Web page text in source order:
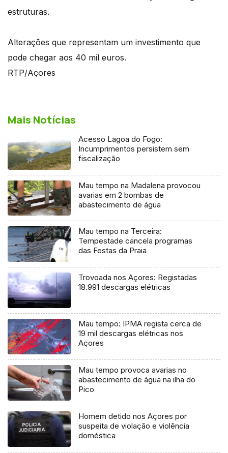
estruturas.
Alterações que representam um investimento que
pode chegar aos 40 mil euros.
RTP/Açores
Mais Notícias
Acesso Lagoa do Fogo:
Incumprimentos persistem sem
fiscalização
Mau tempo na Madalena provocou
avarias em 2 bombas de
abastecimento de água
Mau tempo na Terceira:
Tempestade cancela programas
das Festas da Praia
Trovoada nos Açores: Registadas
18.991 descargas elétricas
Mau tempo: IPMA regista cerca de
19 mil descargas elétricas nos
Açores
Mau tempo provoca avarias no
abastecimento de água na ilha do
Pico
Homem detido nos Açores por
suspeita de violação e violência
doméstica